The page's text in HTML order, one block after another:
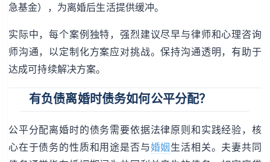
急基金），为离婚后生活提供缓冲。
实际中，每个案例独特，强烈建议尽早与律师和心理咨询
师沟通，以定制化方案应对挑战。保持沟通透明，有助于
达成可持续解决方案。
有负债离婚时债务如何公平分配？
公平分配离婚时的债务需要依据法律原则和实践经验，核
心在于债务的性质和用途是否与婚姻生活相关。夫妻共同